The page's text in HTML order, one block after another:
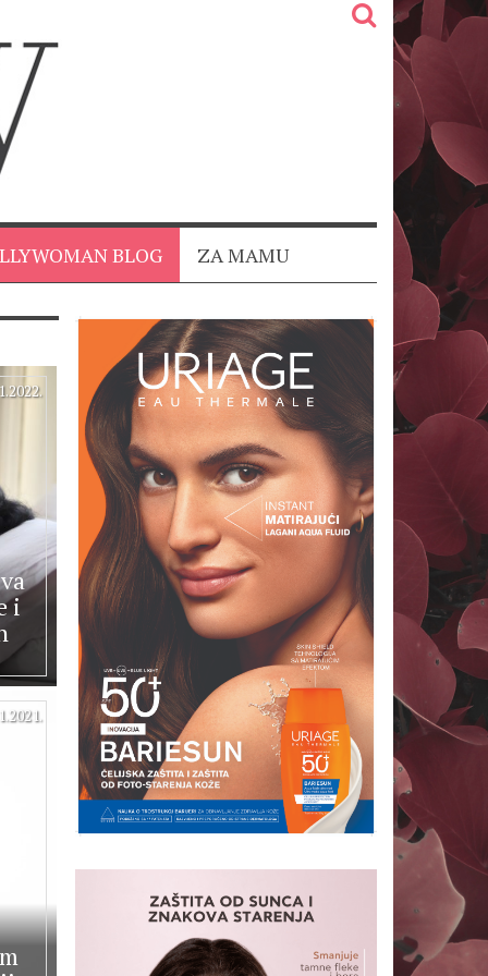
BLOG ZA MAMU
i